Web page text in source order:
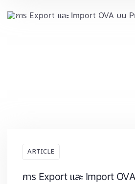
ARTICLE
การ Export และ Import